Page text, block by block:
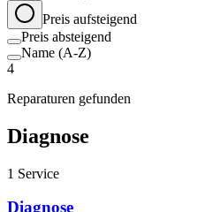
Preis aufsteigend
Preis absteigend
Name (A-Z)
4
Reparaturen gefunden
Diagnose
1 Service
Diagnose